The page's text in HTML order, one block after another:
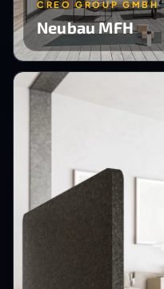
CREO GROUP GMBH
Neubau MFH